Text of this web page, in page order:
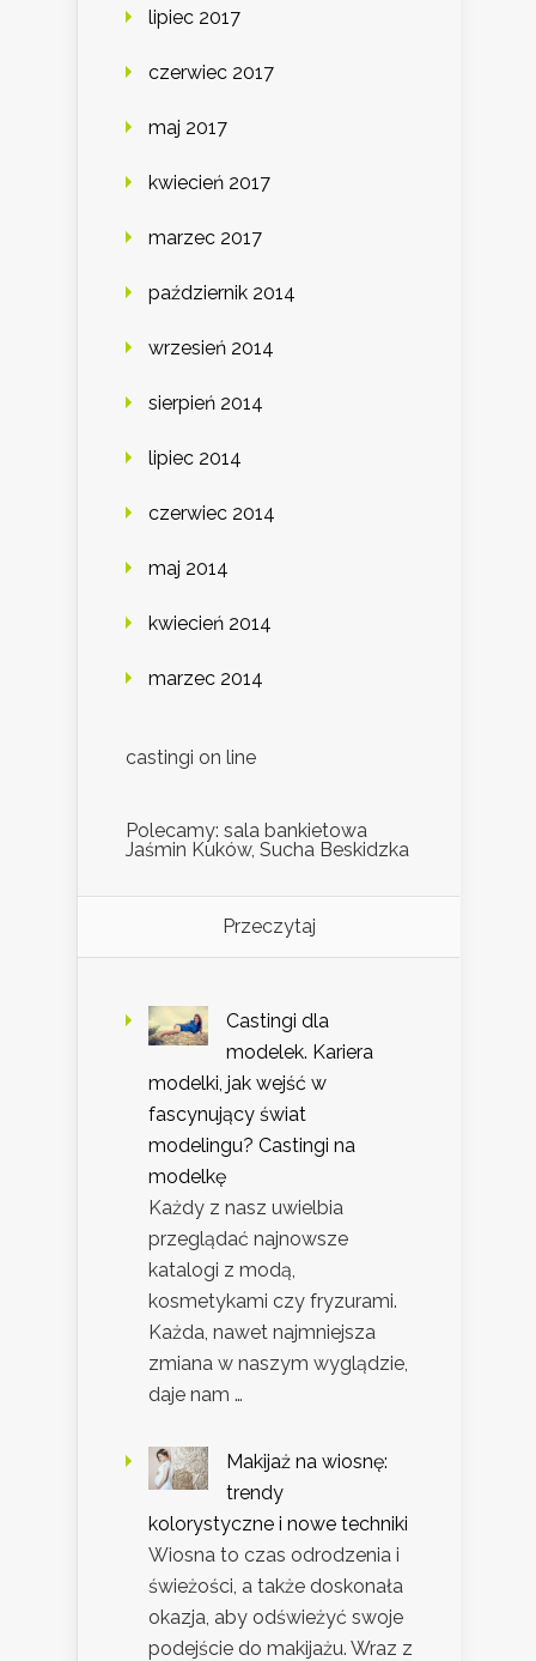
lipiec 2017
czerwiec 2017
maj 2017
kwiecień 2017
marzec 2017
październik 2014
wrzesień 2014
sierpień 2014
lipiec 2014
czerwiec 2014
maj 2014
kwiecień 2014
marzec 2014
castingi on line
Polecamy: sala bankietowa
Jaśmin Kuków, Sucha Beskidzka
Przeczytaj
Castingi dla
modelek. Kariera
modelki, jak wejść w
fascynujący świat
modelingu? Castingi na
modelkę
Każdy z nasz uwielbia
przeglądać najnowsze
katalogi z modą,
kosmetykami czy fryzurami.
Każda, nawet najmniejsza
zmiana w naszym wyglądzie,
daje nam …
Makijaż na wiosnę:
trendy
kolorystyczne i nowe techniki
Wiosna to czas odrodzenia i
świeżości, a także doskonała
okazja, aby odświeżyć swoje
podejście do makijażu. Wraz z